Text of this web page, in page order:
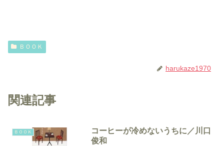
ＢＯＯＫ
harukaze1970
関連記事
ＢＯＯＫ
コーヒーが冷めないうちに／川口
俊和